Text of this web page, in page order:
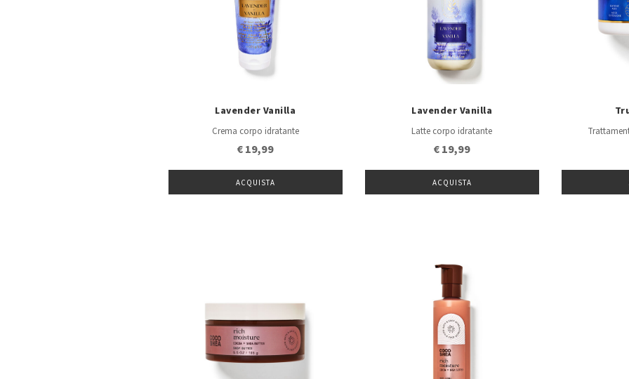
Lavender Vanilla
Crema corpo idratante
€ 19,99
ACQUISTA
Lavender Vanilla
Latte corpo idratante
€ 19,99
ACQUISTA